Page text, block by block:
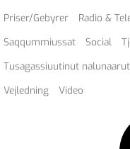
Priser/Gebyrer Radio &
Saqqummiussat
Social
Tusagassiuutinut nalunaarut
Vejledning
Video